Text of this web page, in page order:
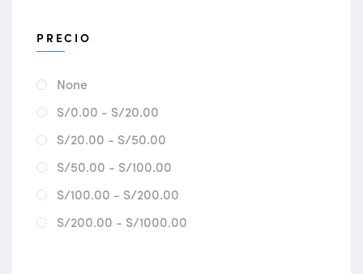
PRECIO
None
S/0.00 - S/20.00
S/20.00 - S/50.00
S/50.00 - S/100.00
S/100.00 - S/200.00
S/200.00 - S/1000.00